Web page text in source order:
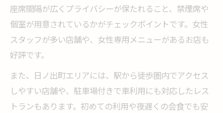
座席間隔が広くプライバシーが保たれること、禁煙席や
個室が用意されているかがチェックポイントです。女性
スタッフが多い店舗や、女性専用メニューがあるお店も
好評です。
また、日ノ出町エリアには、駅から徒歩圏内でアクセス
しやすい店舗や、駐車場付きで車利用にも対応したレス
トランもあります。初めての利用や夜遅くの会食でも安